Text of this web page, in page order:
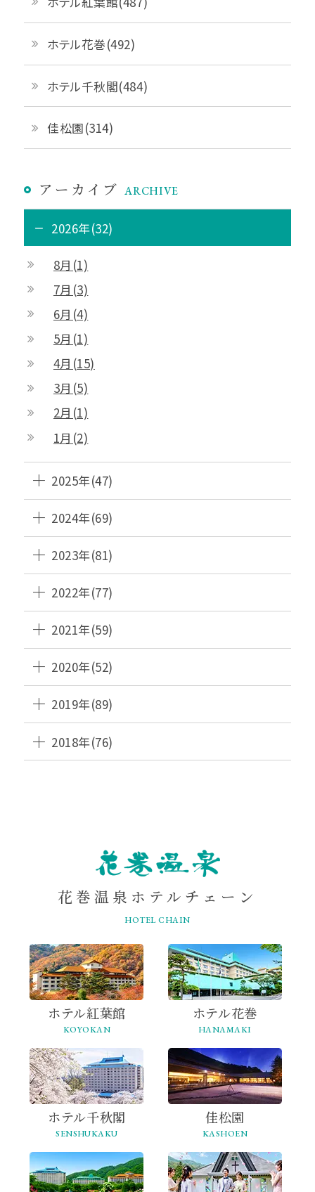
ホテル花巻(492)
ホテル千秋閣(484)
佳松園(314)
アーカイブ ARCHIVE
2026年(32)
8月(1)
7月(3)
6月(4)
5月(1)
4月(15)
3月(5)
2月(1)
1月(2)
2025年(47)
2024年(69)
2023年(81)
2022年(77)
2021年(59)
2020年(52)
2019年(89)
2018年(76)
HANAMAKI
花巻温泉ホテルチェーン
HOTEL CHAIN
ホテル紅葉館
KOYOKAN
ホテル花巻
HANAMAKI
ホテル千秋閣
SENSHUKAKU
佳松園
KASHOEN